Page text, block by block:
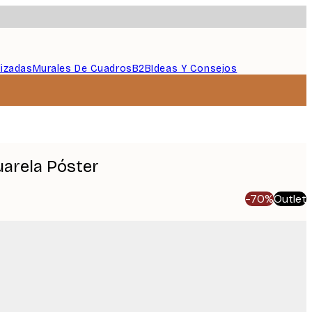
Murales De CuadrosB2BIdeas Y Consejos
Póster
-70%Outlet